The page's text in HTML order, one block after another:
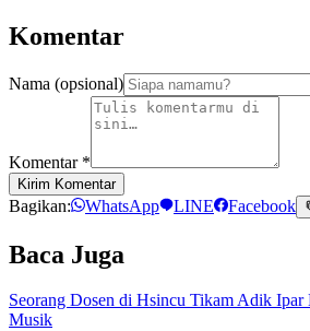
Komentar
Nama (opsional)
Komentar *
Kirim Komentar
Bagikan: WhatsApp LINE Facebook
Baca Juga
Seorang Dosen di Hsincu Tikam Adik
Musik